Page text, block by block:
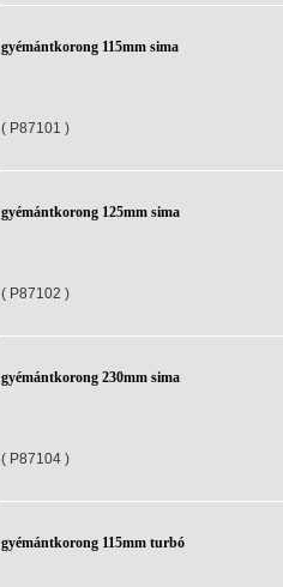
gyémántkorong 115mm sima
( P87101 )
gyémántkorong 125mm sima
( P87102 )
gyémántkorong 230mm sima
( P87104 )
gyémántkorong 115mm turbó